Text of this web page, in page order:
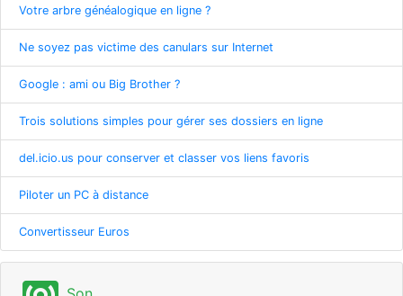
Votre arbre généalogique en ligne ?
Ne soyez pas victime des canulars sur Internet
Google : ami ou Big Brother ?
Trois solutions simples pour gérer ses dossiers en ligne
del.icio.us pour conserver et classer vos liens favoris
Piloter un PC à distance
Convertisseur Euros